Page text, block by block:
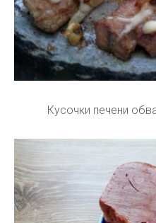
Кусочки печени